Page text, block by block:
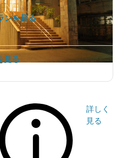
ンを見る
見る
詳しく
見る